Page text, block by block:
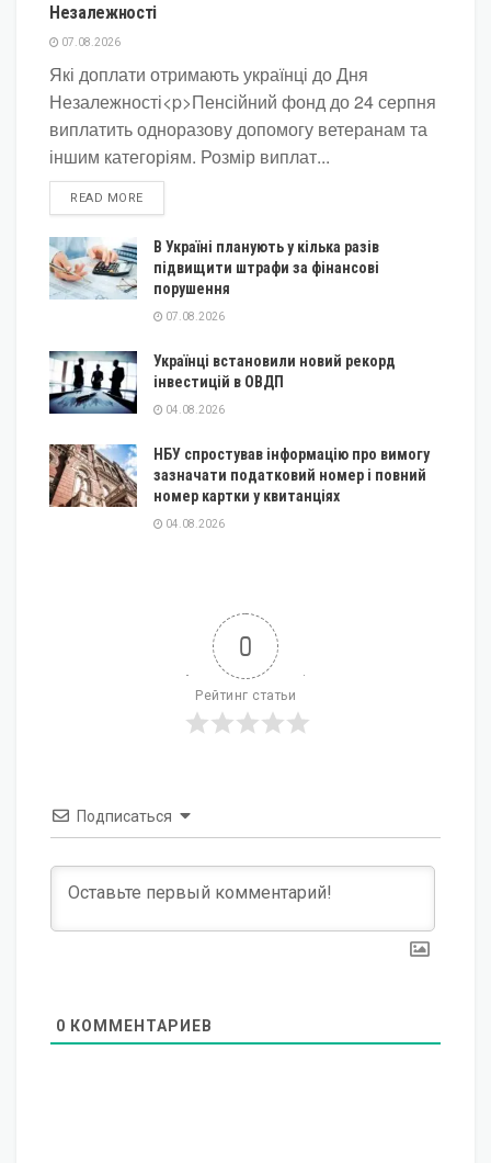
Незалежності
07.08.2026
Які доплати отримають українці до Дня
Незалежності<p>Пенсійний фонд до 24 серпня
виплатить одноразову допомогу ветеранам та
іншим категоріям. Розмір виплат...
READ MOREDETAILS
В Україні планують у кілька разів
підвищити штрафи за фінансові
порушення
07.08.2026
Українці встановили новий рекорд
інвестицій в ОВДП
04.08.2026
НБУ спростував інформацію про вимогу
зазначати податковий номер і повний
номер картки у квитанціях
04.08.2026
0
Рейтинг статьи
Подписаться
0 КОММЕНТАРИЕВ